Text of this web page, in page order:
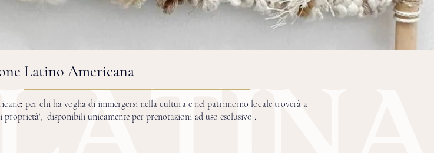
Latino Americana
per chi ha voglia di immergersi nella cultura e nel patrimonio locale troverà a
proprietà', disponibili unicamente per prenotazioni ad uso esclusivo .